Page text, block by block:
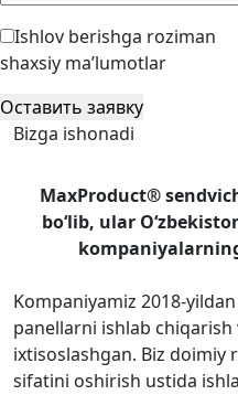
Ishlov berishga roziman
shaxsiy ma’lumotlar
Оставить заявку
Bizga ishonadi
MaxProduct®
bo‘lib, ular
Kompaniyamiz 2018-
panellarni ishlab
ixtisoslashgan. Biz doimiy
sifatini oshirish ustida